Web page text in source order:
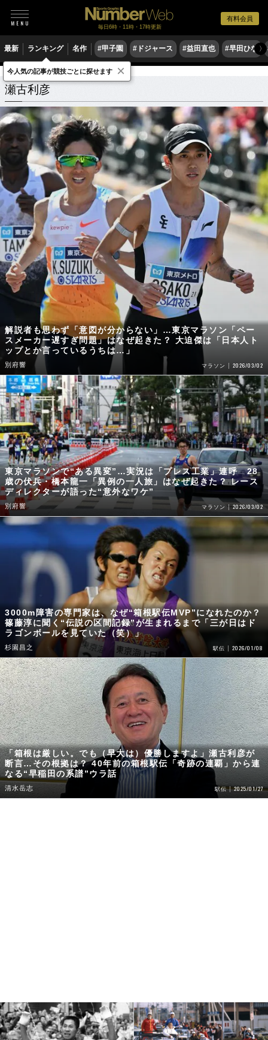
有料会員
毎日6時・11時・17時更新
最新 ランキング 名作 #甲子園 #ドジャース #益田直也 #早田ひな 〉
瀬古利彦 関連記事
瀬古利彦
解説者も思わず「意図が分からない」…東京マラソン「ペー
スメーカー遅すぎ問題」はなぜ起きた？ 大迫傑は「日本人ト
ップとか言っているうちは…」
別府響 マラソン 2026/03/02
東京マラソンで“ある異変”…実況は「プレス工業」連呼 28
歳の伏兵・橋本龍一「異例の一人旅」はなぜ起きた？ レース
ディレクターが語った“意外なワケ”
別府響 マラソン 2026/03/02
3000m障害の専門家は、なぜ“箱根駅伝MVP”になれたのか？
篠藤淳に聞く“伝説の区間記録”が生まれるまで「三が日はド
ラゴンボールを見ていた（笑）」
杉園昌之 駅伝 2026/01/08
「箱根は厳しい。でも（早大は）優勝しますよ」瀬古利彦が
断言…その根拠は？ 40年前の箱根駅伝「奇跡の連覇」から連
なる“早稲田の系譜”ウラ話
清水岳志 駅伝 2025/01/27
今人気の記事が競技ごとに探せます ×